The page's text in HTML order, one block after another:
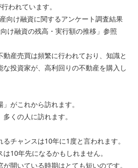
われています。
向け融資に関するアンケート調査結果
け融資の残高・実行額の推移」参照
産売買は頻繁に行われており、知識と
投資家が、高利回りの不動産を購入し
がこれから訪れます。
くの人に訪れます。
るチャンスは10年に1度と言われます。
10年先になるかもしれません。
開いている時期はとても短いのです。